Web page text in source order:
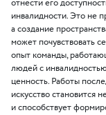
отнести его
инвалидности. Это не
а создание
может почувствовать
опыт команды,
людей с
ценность. Работы
искусство становится
и способствует